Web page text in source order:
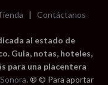
| Contáctanos
al estado de
Guia, notas, hoteles,
para una placentera
. ® © Para aportar